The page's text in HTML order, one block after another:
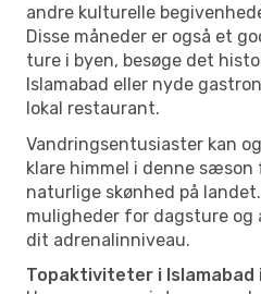
andre kulturelle
Disse måneder er også et
ture i byen, besøge det
Islamabad eller nyde
lokal restaurant.
Vandringsentusiaster kan
klare himmel i denne sæson
naturlige skønhed på
muligheder for dagsture
dit adrenalinniveau.
Topaktiviteter i